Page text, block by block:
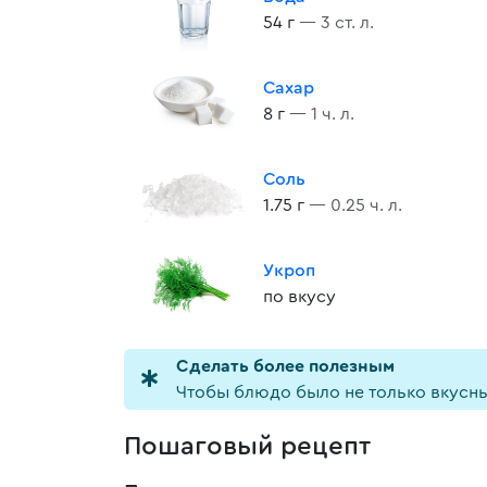
54 г — 3 ст. л.
Сахар
8 г — 1 ч. л.
Соль
1.75 г — 0.25 ч. л.
Укроп
по вкусу
Cделать более полезным
Чтобы блюдо было не только
Пошаговый рецепт